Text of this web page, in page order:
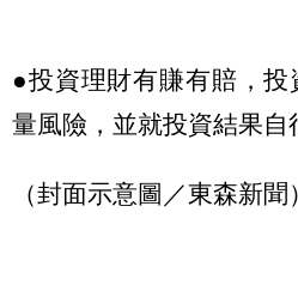
●投資理財有賺有賠，
量風險，並就投資結果自
（封面示意圖／東森新聞